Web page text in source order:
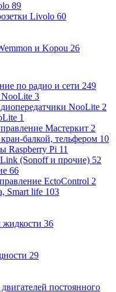
89
Livolo 60
и Kopou 26
по радио и сети 249
NooLite 3
NooLite 2
1
Мастеркит 2
балкой, тельфером 10
Raspberry Pi 11
(Sonoff и прочие) 52
66
EctoControl 2
Smart life 103
жидкости 36
29
постоянного